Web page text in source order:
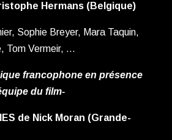
Hermans (Belgique)
Sophie Breyer, Mara Taquin,
Tom Vermeir, …
francophone en présence
du film-
de Nick Moran (Grande-